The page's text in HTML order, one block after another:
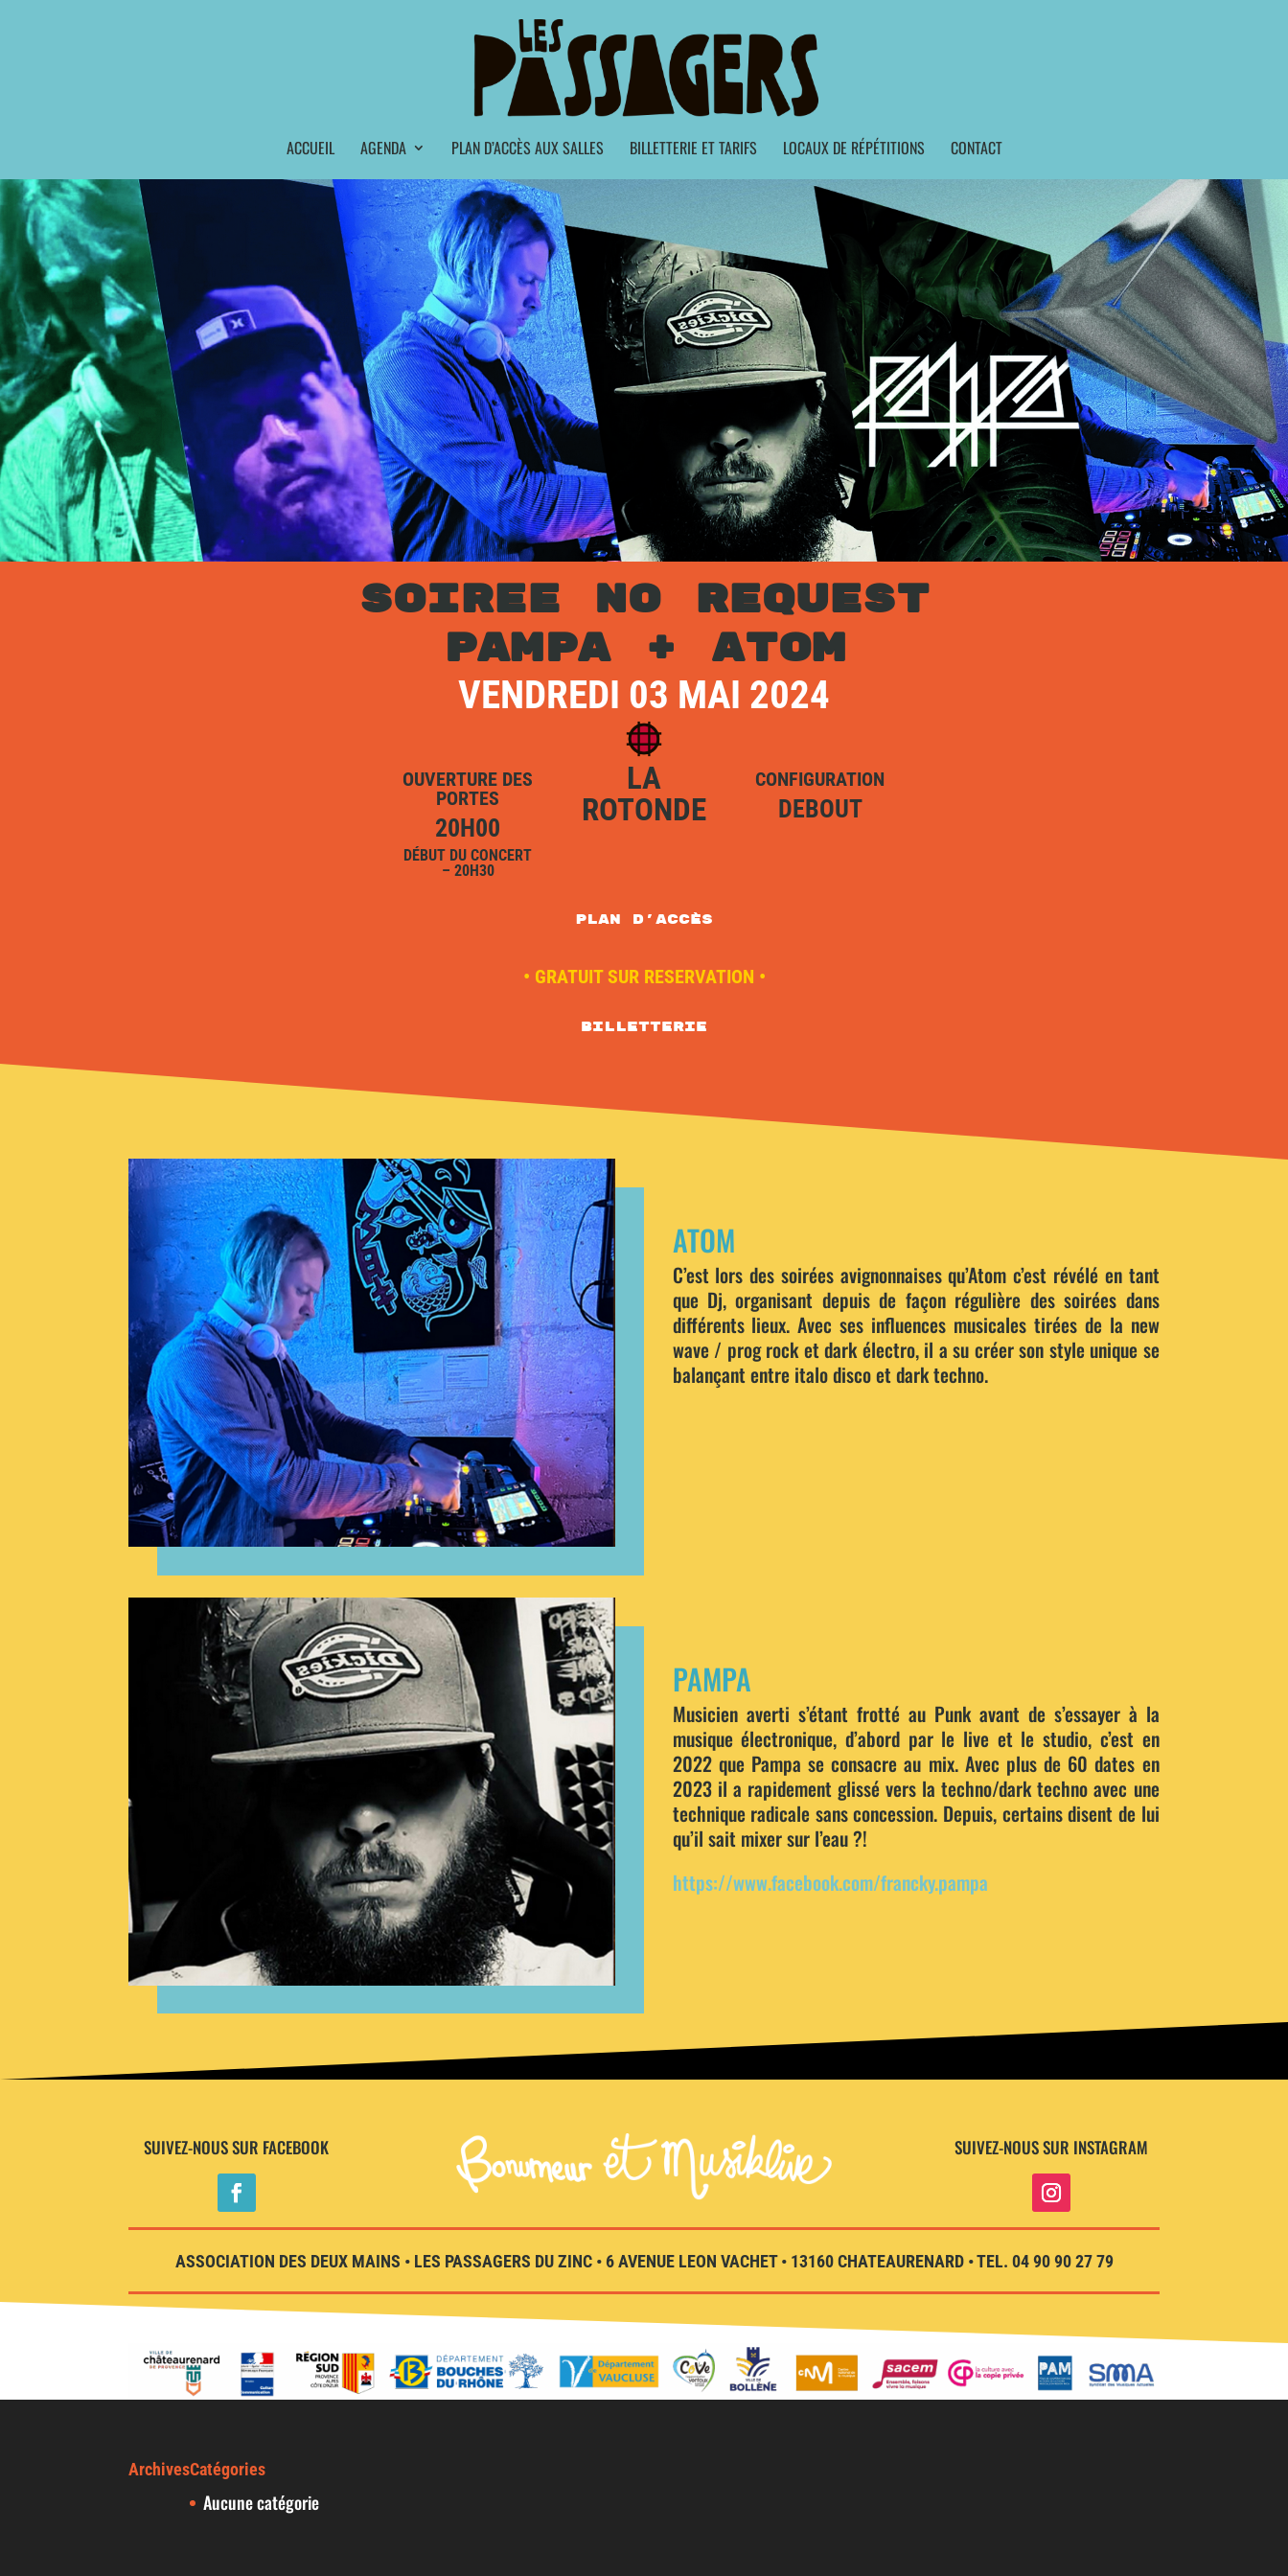
ACCUEIL AGENDA PLAN D’ACCÈS AUX SALLES BILLETTERIE ET TARIFS LOCAUX DE RÉPÉTITIONS CONTACT
SOIREE NO REQUEST
PAMPA + ATOM
VENDREDI 03 MAI 2024
OUVERTURE DES
PORTES
20H00
DÉBUT DU CONCERT
– 20H30
LA
ROTONDE
CONFIGURATION
DEBOUT
plan d'accès
• GRATUIT SUR RESERVATION •
Billetterie
ATOM
C’est lors des soirées avignonnaises qu’Atom c’est révélé en tant
que Dj, organisant depuis de façon régulière des soirées dans
différents lieux. Avec ses influences musicales tirées de la new
wave / prog rock et dark électro, il a su créer son style unique se
balançant entre italo disco et dark techno.
PAMPA
Musicien averti s’étant frotté au Punk avant de s’essayer à la
musique électronique, d’abord par le live et le studio, c’est en
2022 que Pampa se consacre au mix. Avec plus de 60 dates en
2023 il a rapidement glissé vers la techno/dark techno avec une
technique radicale sans concession. Depuis, certains disent de lui
qu’il sait mixer sur l’eau ?!
https://www.facebook.com/francky.pampa
SUIVEZ-NOUS SUR FACEBOOK SUIVEZ-NOUS SUR INSTAGRAM
ASSOCIATION DES DEUX MAINS • LES PASSAGERS DU ZINC • 6 AVENUE LEON VACHET • 13160 CHATEAURENARD • TEL. 04 90 90 27 79
ArchivesCatégories
Aucune catégorie